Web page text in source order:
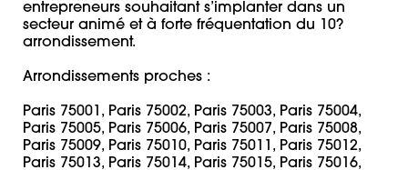
entrepreneurs souhaitant s’implanter dans un
secteur animé et à forte fréquentation du 10?
arrondissement.
Arrondissements proches :
Paris 75001, Paris 75002, Paris 75003, Paris 75004,
Paris 75005, Paris 75006, Paris 75007, Paris 75008,
Paris 75009, Paris 75010, Paris 75011, Paris 75012,
Paris 75013, Paris 75014, Paris 75015, Paris 75016,